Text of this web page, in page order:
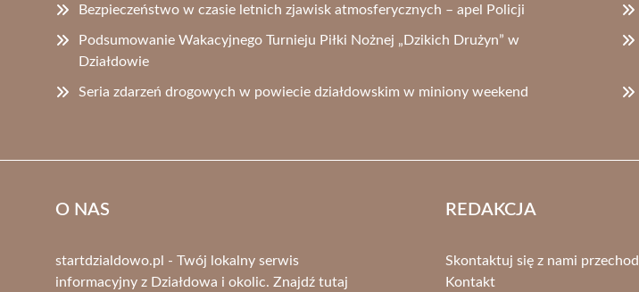
Bezpieczeństwo w czasie letnich zjawisk atmosferycznych – apel Policji
Podsumowanie Wakacyjnego Turnieju Piłki Nożnej „Dzikich Drużyn” w
Działdowie
Seria zdarzeń drogowych w powiecie działdowskim w miniony weekend
O NAS
startdzialdowo.pl - Twój lokalny serwis
informacyjny z Działdowa i okolic. Znajdź tutaj
REDAKCJA
Skontaktuj się z nami
Kontakt